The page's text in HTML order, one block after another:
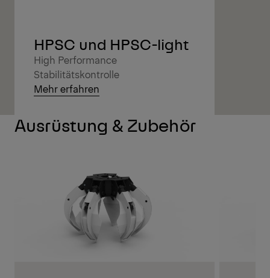
HPSC und HPSC-light
High Performance
Stabilitätskontrolle
Mehr erfahren
Ausrüstung & Zubehör